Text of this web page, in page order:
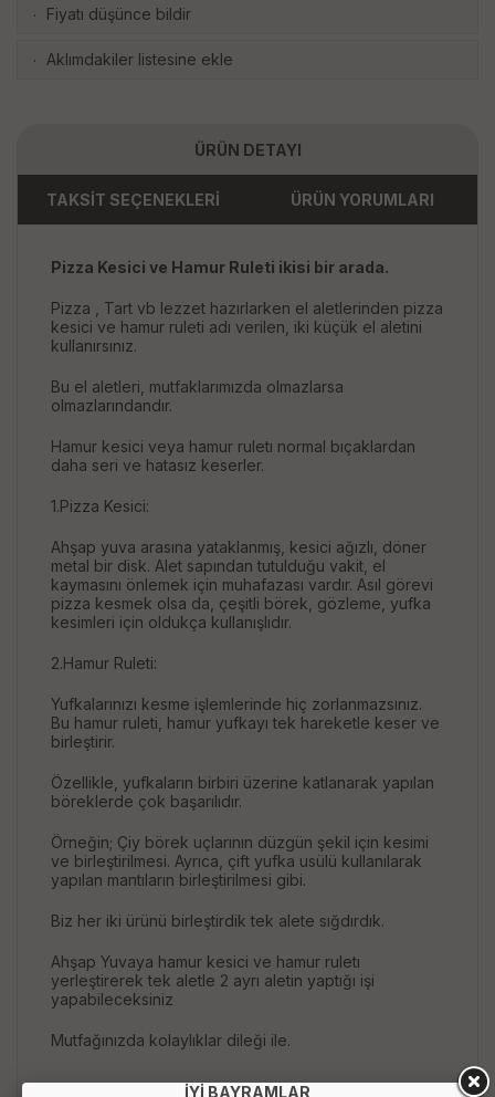
· Fiyatı düşünce bildir
· Aklımdakiler listesine ekle
ÜRÜN DETAYI
TAKSİT SEÇENEKLERİ ÜRÜN YORUMLARI
Pizza Kesici ve Hamur Ruleti ikisi bir arada.
Pizza , Tart vb lezzet hazırlarken el aletlerinden pizza
kesici ve hamur ruleti adı verilen, iki küçük el aletini
kullanırsınız.
Bu el aletleri, mutfaklarımızda olmazlarsa
olmazlarındandır.
Hamur kesici veya hamur ruletı normal bıçaklardan
daha seri ve hatasız keserler.
1.Pizza Kesici:
Ahşap yuva arasına yataklanmış, kesici ağızlı, döner
metal bir disk. Alet sapından tutulduğu vakit, el
kaymasını önlemek için muhafazası vardır. Asıl görevi
pizza kesmek olsa da, çeşitli börek, gözleme, yufka
kesimleri için oldukça kullanışlıdır.
2.Hamur Ruleti:
Yufkalarınızı kesme işlemlerinde hiç zorlanmazsınız.
Bu hamur ruleti, hamur yufkayı tek hareketle keser ve
birleştirir.
Özellikle, yufkaların birbiri üzerine katlanarak yapılan
böreklerde çok başarılıdır.
Örneğin; Çiy börek uçlarının düzgün şekil için kesimi
ve birleştirilmesi. Ayrıca, çift yufka usülü kullanılarak
yapılan mantıların birleştirilmesi gibi.
Biz her iki ürünü birleştirdik tek alete sığdırdık.
Ahşap Yuvaya hamur kesici ve hamur ruletı
yerleştirerek tek aletle 2 ayrı aletin yaptığı işi
yapabileceksiniz
Mutfağınızda kolaylıklar dileği ile.
İYİ BAYRAMLAR